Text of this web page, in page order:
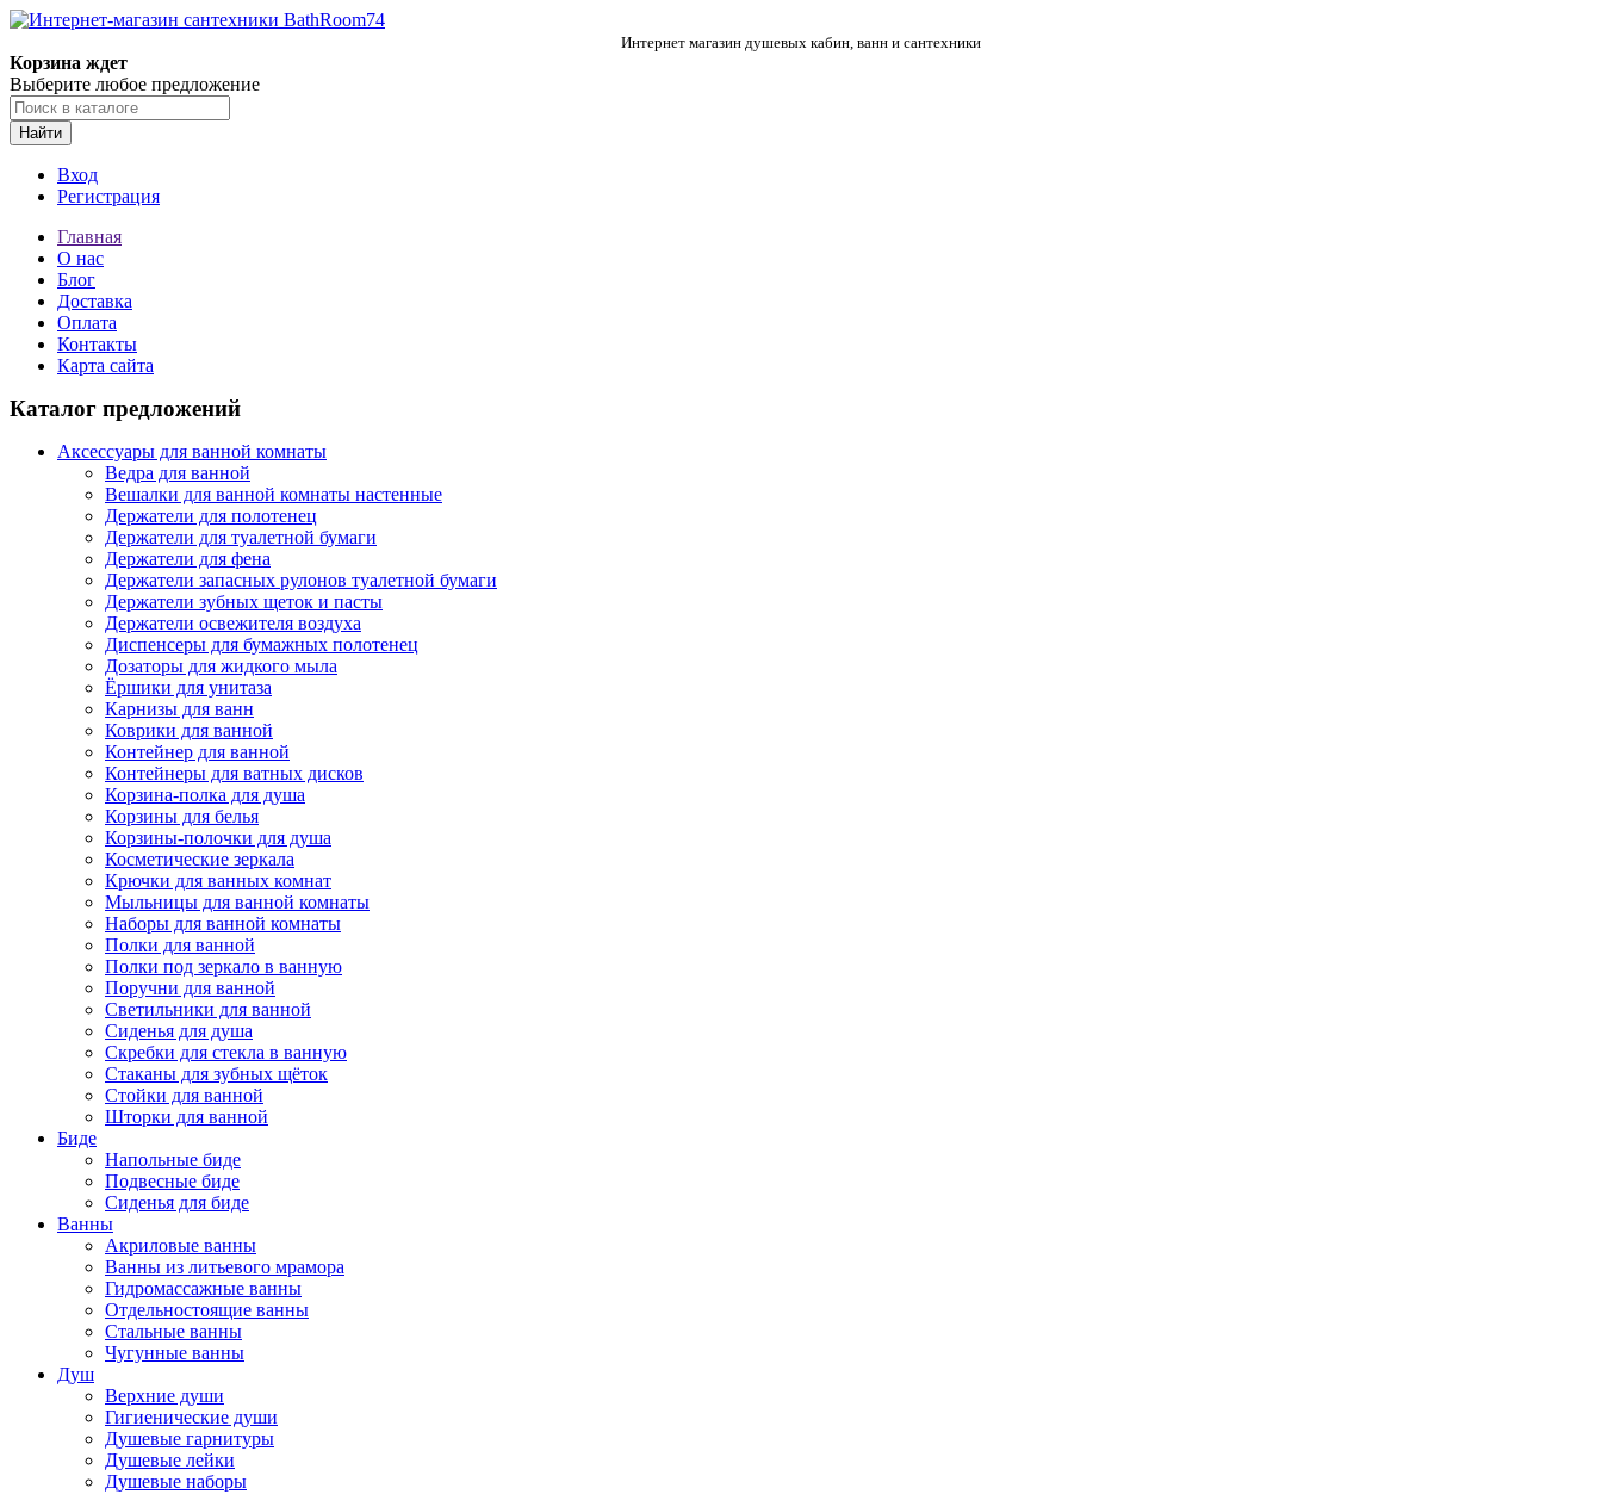
Интернет магазин душевых кабин, ванн и сантехники
Корзина ждет
Выберите любое предложение
Найти
Вход
Регистрация
Главная
О нас
Блог
Доставка
Оплата
Контакты
Карта сайта
Каталог предложений
Аксессуары для ванной комнаты
Ведра для ванной
Вешалки для ванной комнаты настенные
Держатели для полотенец
Держатели для туалетной бумаги
Держатели для фена
Держатели запасных рулонов туалетной бумаги
Держатели зубных щеток и пасты
Держатели освежителя воздуха
Диспенсеры для бумажных полотенец
Дозаторы для жидкого мыла
Ёршики для унитаза
Карнизы для ванн
Коврики для ванной
Контейнер для ванной
Контейнеры для ватных дисков
Корзина-полка для душа
Корзины для белья
Корзины-полочки для душа
Косметические зеркала
Крючки для ванных комнат
Мыльницы для ванной комнаты
Наборы для ванной комнаты
Полки для ванной
Полки под зеркало в ванную
Поручни для ванной
Светильники для ванной
Сиденья для душа
Скребки для стекла в ванную
Стаканы для зубных щёток
Стойки для ванной
Шторки для ванной
Биде
Напольные биде
Подвесные биде
Сиденья для биде
Ванны
Акриловые ванны
Ванны из литьевого мрамора
Гидромассажные ванны
Отдельностоящие ванны
Стальные ванны
Чугунные ванны
Душ
Верхние души
Гигиенические души
Душевые гарнитуры
Душевые лейки
Душевые наборы